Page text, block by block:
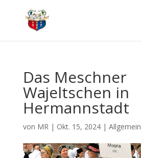
Das Meschner
Wajeltschen in
Hermannstadt
von MR| Okt. 15, 2024| Allgemein